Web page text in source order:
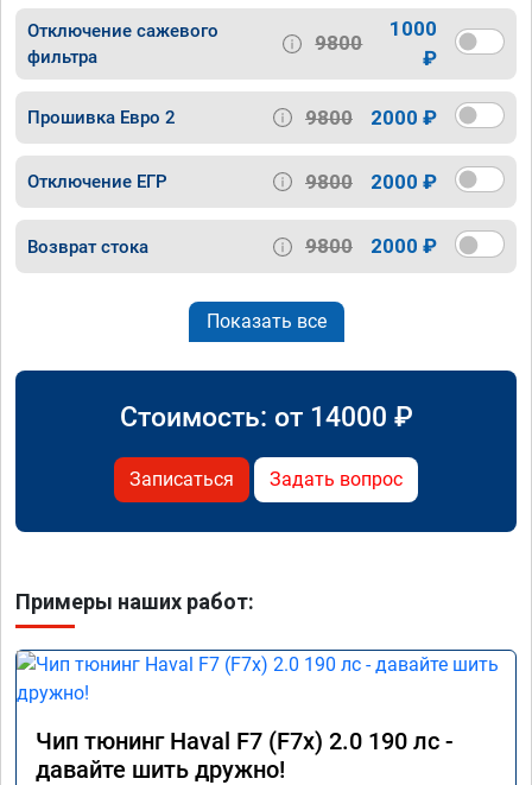
Отключение сажевого
фильтра
9800
1000
₽
Прошивка Евро 2 9800 2000 ₽
Отключение ЕГР 9800 2000 ₽
Возврат стока 9800 2000 ₽
Показать все
Стоимость: от 14000 ₽
Записаться Задать вопрос
Примеры наших работ:
Чип тюнинг Haval F7 (F7x) 2.0 190 лс -
давайте шить дружно!